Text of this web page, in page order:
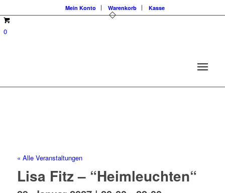
Mein Konto Warenkorb Kasse
0
« Alle Veranstaltungen
Lisa Fitz – “Heimleuchten“